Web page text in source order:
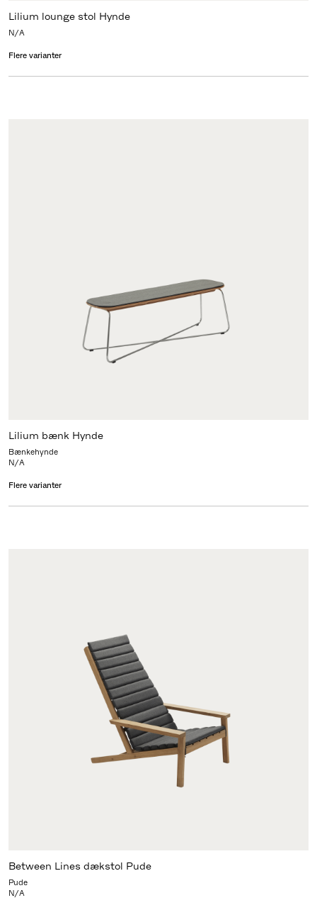
Lilium lounge stol Hynde
N/A
Flere varianter
Lilium bænk Hynde
Bænkehynde
N/A
Flere varianter
Between Lines dækstol Pude
Pude
N/A